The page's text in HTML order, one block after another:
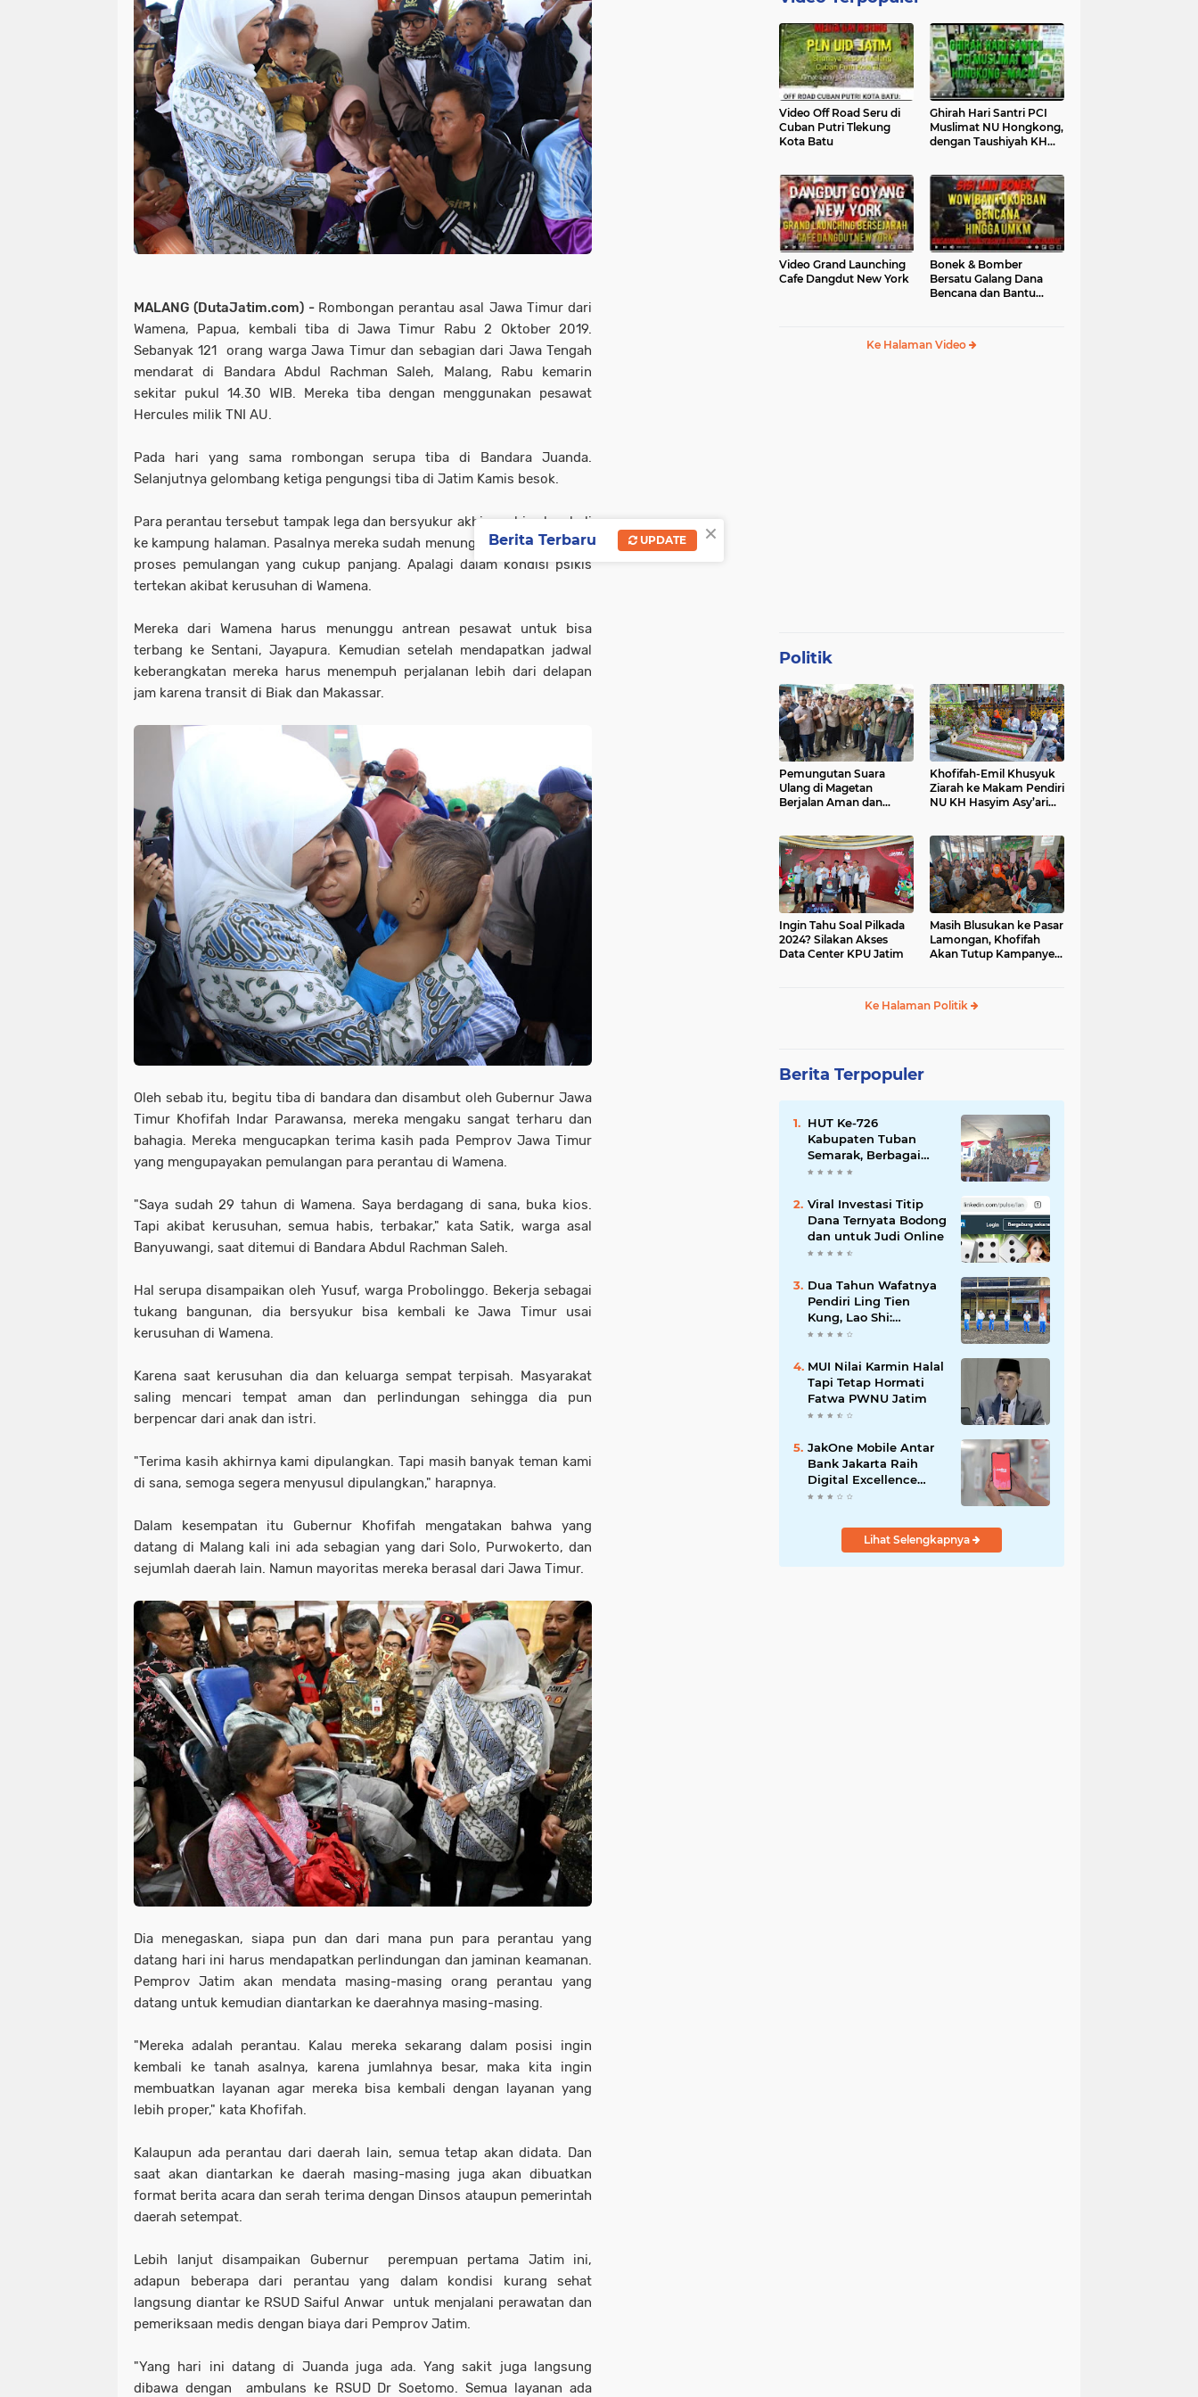
MALANG (DutaJatim.com) - Rombongan perantau asal Jawa Timur dari
Wamena, Papua, kembali tiba di Jawa Timur Rabu 2 Oktober 2019.
Sebanyak 121 orang warga Jawa Timur dan sebagian dari Jawa Tengah
mendarat di Bandara Abdul Rachman Saleh, Malang, Rabu kemarin
sekitar pukul 14.30 WIB. Mereka tiba dengan menggunakan pesawat
Hercules milik TNI AU.
Pada hari yang sama rombongan serupa tiba di Bandara Juanda.
Selanjutnya gelombang ketiga pengungsi tiba di Jatim Kamis besok.
Para perantau tersebut tampak lega dan bersyukur akhirnya bisa kembali
ke kampung halaman. Pasalnya mereka sudah menunggu dan menempuh
proses pemulangan yang cukup panjang. Apalagi dalam kondisi psikis
tertekan akibat kerusuhan di Wamena.
Mereka dari Wamena harus menunggu antrean pesawat untuk bisa
terbang ke Sentani, Jayapura. Kemudian setelah mendapatkan jadwal
keberangkatan mereka harus menempuh perjalanan lebih dari delapan
jam karena transit di Biak dan Makassar.
Oleh sebab itu, begitu tiba di bandara dan disambut oleh Gubernur Jawa
Timur Khofifah Indar Parawansa, mereka mengaku sangat terharu dan
bahagia. Mereka mengucapkan terima kasih pada Pemprov Jawa Timur
yang mengupayakan pemulangan para perantau di Wamena.
"Saya sudah 29 tahun di Wamena. Saya berdagang di sana, buka kios.
Tapi akibat kerusuhan, semua habis, terbakar," kata Satik, warga asal
Banyuwangi, saat ditemui di Bandara Abdul Rachman Saleh.
Hal serupa disampaikan oleh Yusuf, warga Probolinggo. Bekerja sebagai
tukang bangunan, dia bersyukur bisa kembali ke Jawa Timur usai
kerusuhan di Wamena.
Karena saat kerusuhan dia dan keluarga sempat terpisah. Masyarakat
saling mencari tempat aman dan perlindungan sehingga dia pun
berpencar dari anak dan istri.
"Terima kasih akhirnya kami dipulangkan. Tapi masih banyak teman kami
di sana, semoga segera menyusul dipulangkan," harapnya.
Dalam kesempatan itu Gubernur Khofifah mengatakan bahwa yang
datang di Malang kali ini ada sebagian yang dari Solo, Purwokerto, dan
sejumlah daerah lain. Namun mayoritas mereka berasal dari Jawa Timur.
Dia menegaskan, siapa pun dan dari mana pun para perantau yang
datang hari ini harus mendapatkan perlindungan dan jaminan keamanan.
Pemprov Jatim akan mendata masing-masing orang perantau yang
datang untuk kemudian diantarkan ke daerahnya masing-masing.
"Mereka adalah perantau. Kalau mereka sekarang dalam posisi ingin
kembali ke tanah asalnya, karena jumlahnya besar, maka kita ingin
membuatkan layanan agar mereka bisa kembali dengan layanan yang
lebih proper," kata Khofifah.
Kalaupun ada perantau dari daerah lain, semua tetap akan didata. Dan
saat akan diantarkan ke daerah masing-masing juga akan dibuatkan
format berita acara dan serah terima dengan Dinsos ataupun pemerintah
daerah setempat.
Lebih lanjut disampaikan Gubernur perempuan pertama Jatim ini,
adapun beberapa dari perantau yang dalam kondisi kurang sehat
langsung diantar ke RSUD Saiful Anwar untuk menjalani perawatan dan
pemeriksaan medis dengan biaya dari Pemprov Jatim.
"Yang hari ini datang di Juanda juga ada. Yang sakit juga langsung
dibawa dengan ambulans ke RSUD Dr Soetomo. Semua layanan ada
Video Off Road Seru di
Cuban Putri Tlekung
Kota Batu
Ghirah Hari Santri PCI
Muslimat NU Hongkong,
dengan Taushiyah KH
Video Grand Launching
Cafe Dangdut New York
Bonek & Bomber
Bersatu Galang Dana
Bencana dan Bantu
Ke Halaman Video
Politik
Pemungutan Suara
Ulang di Magetan
Berjalan Aman dan
Khofifah-Emil Khusyuk
Ziarah ke Makam Pendiri
NU KH Hasyim Asy’ari
Ingin Tahu Soal Pilkada
2024? Silakan Akses
Data Center KPU Jatim
Masih Blusukan ke Pasar
Lamongan, Khofifah
Akan Tutup Kampanye
Ke Halaman Politik
Berita Terpopuler
HUT Ke-726
Kabupaten Tuban
Semarak, Berbagai
Prestasinya Pun
Viral Investasi Titip
Dana Ternyata Bodong
dan untuk Judi Online
Dua Tahun Wafatnya
Pendiri Ling Tien
Kung, Lao Shi:
Amanah Harus Kita
MUI Nilai Karmin Halal
Tapi Tetap Hormati
Fatwa PWNU Jatim
JakOne Mobile Antar
Bank Jakarta Raih
Digital Excellence
Awards 2026
Lihat Selengkapnya
×
Berita Terbaru UPDATE